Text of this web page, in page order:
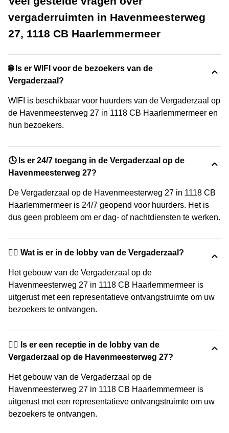
vergaderruimten in Havenmeesterweg
27, 1118 CB Haarlemmermeer
🌐 Is er WIFI voor de bezoekers van de
Vergaderzaal?
WIFI is beschikbaar voor huurders van de Vergaderzaal op
de Havenmeesterweg 27 in 1118 CB Haarlemmermeer en
hun bezoekers.
🕓 Is er 24/7 toegang in de Vergaderzaal op de
Havenmeesterweg 27?
De Vergaderzaal op de Havenmeesterweg 27 in 1118 CB
Haarlemmermeer is 24/7 geopend voor huurders. Het is
dus geen probleem om er dag- of nachtdiensten te werken.
🙋‍♀️ Wat is er in de lobby van de Vergaderzaal?
Het gebouw van de Vergaderzaal op de
Havenmeesterweg 27 in 1118 CB Haarlemmermeer is
uitgerust met een representatieve ontvangstruimte om uw
bezoekers te ontvangen.
🙋‍♀️ Is er een receptie in de lobby van de
Vergaderzaal op de Havenmeesterweg 27?
Het gebouw van de Vergaderzaal op de
Havenmeesterweg 27 in 1118 CB Haarlemmermeer is
uitgerust met een representatieve ontvangstruimte om uw
bezoekers te ontvangen.